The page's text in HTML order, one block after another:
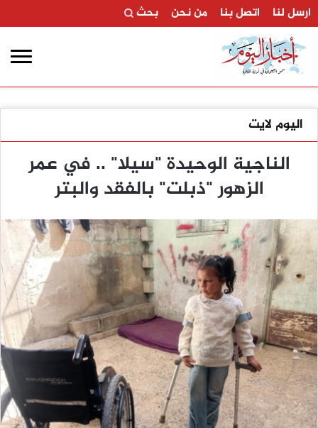
ارسل لنا اتصل بنا من نحن بحث
اليوم لايت
الناجية الوحيدة "سيلا" .. في عمر
الزهور "ذبلت" بالفقد والبتر